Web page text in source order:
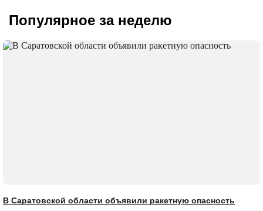
Популярное за неделю
В Саратовской области объявили ракетную опасность